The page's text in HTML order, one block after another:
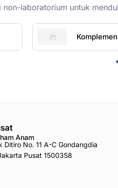
laboratorium untuk
Anam
Ditiro No. 11 A-C Gondangdia
Pusat 1500358